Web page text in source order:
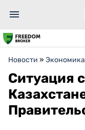
Новости » Экономика
Ситуация